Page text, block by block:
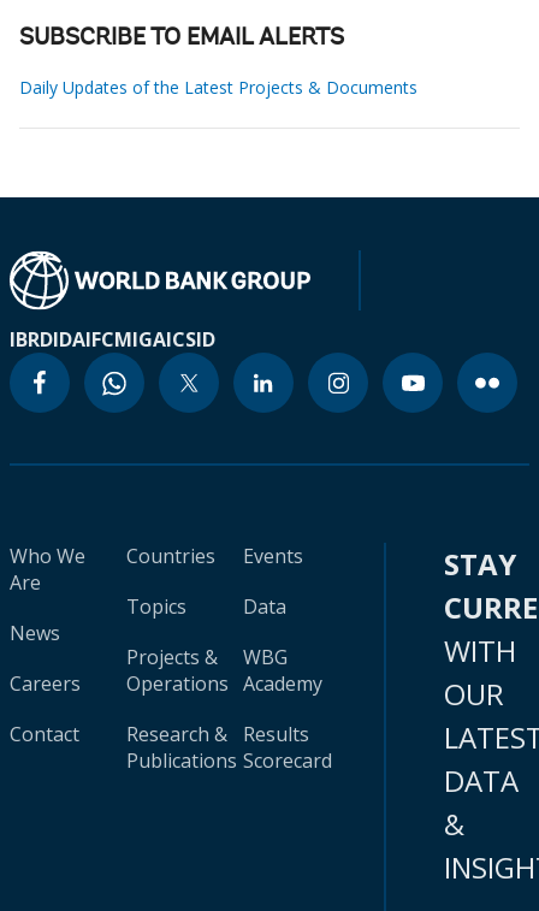
SUBSCRIBE TO EMAIL ALERTS
Daily Updates of the Latest Projects & Documents
IBRDIDAIFCMIGAICSID
Who We
Are
News
Careers
Contact
Countries
Topics
Projects &
Operations
Research &
Publications
Events
Data
WBG
Academy
Results
Scorecard
STAY
WITH
OUR
DATA
&